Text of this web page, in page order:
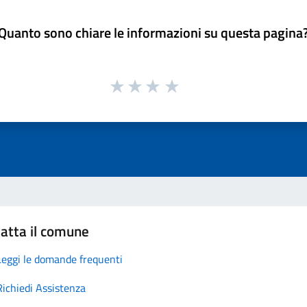
sono chiare le informazioni su questa
il comune
le domande frequenti
Assistenza